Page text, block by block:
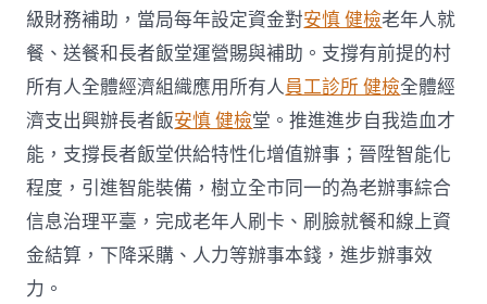
級財務補助，當局每年設定資金對安慎 健檢老年人就
餐、送餐和長者飯堂運營賜與補助。支撐有前提的村
所有人全體經濟組織應用所有人員工診所 健檢全體經
濟支出興辦長者飯安慎 健檢堂。推進進步自我造血才
能，支撐長者飯堂供給特性化增值辦事；晉陞智能化
程度，引進智能裝備，樹立全市同一的為老辦事綜合
信息治理平臺，完成老年人刷卡、刷臉就餐和線上資
金結算，下降采購、人力等辦事本錢，進步辦事效
力。